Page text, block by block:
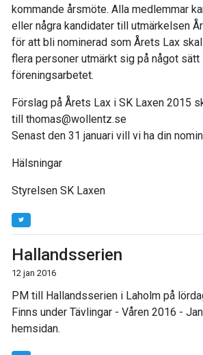
kommande årsmöte. Alla medlemmar
eller några kandidater till utmärkelsen
för att bli nominerad som Årets Lax
flera personer utmärkt sig på något
föreningsarbetet.
Förslag på Årets Lax i SK Laxen 2015
till thomas@wollentz.se
Senast den 31 januari vill vi ha din
Hälsningar
Styrelsen SK Laxen
Hallandsserien
12 jan 2016
PM till Hallandsserien i Laholm på
Finns under Tävlingar - Våren 2016 -
hemsidan.